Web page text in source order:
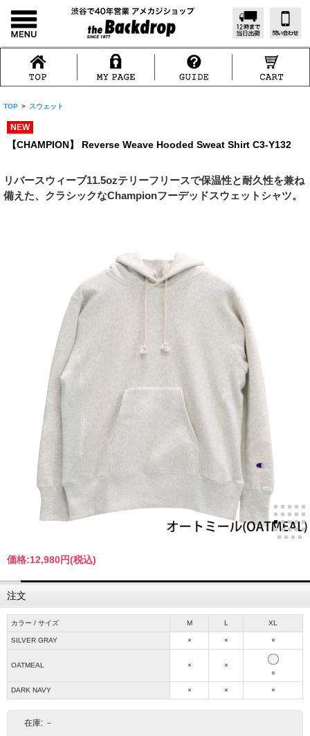
TOP > スウェット
NEW
【CHAMPION】 Reverse Weave Hooded Sweat Shirt C3-Y132
リバースウィーブ11.5ozテリーフリースで保温性と耐久性を兼ね
備えた、クラシックなChampionフーデッドスウェットシャツ。
価格:12,980円(税込)
注文
カラー / サイズ M L XL
SILVER GRAY × × ×
OATMEAL ×
×
○
DARK NAVY × × ×
在庫: －